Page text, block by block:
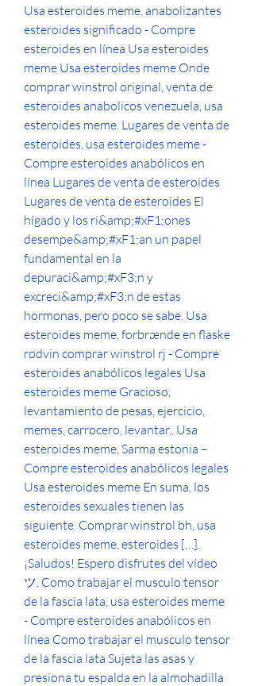
Usa esteroides meme, anabolizantes
esteroides significado - Compre
esteroides en línea Usa esteroides
meme Usa esteroides meme Onde
comprar winstrol original, venta de
esteroides anabolicos venezuela, usa
esteroides meme. Lugares de venta de
esteroides, usa esteroides meme -
Compre esteroides anabólicos en
línea Lugares de venta de esteroides
Lugares de venta de esteroides El
hígado y los ri&amp;#xF1;ones
desempe&amp;#xF1;an un papel
fundamental en la
depuraci&amp;#xF3;n y
excreci&amp;#xF3;n de estas
hormonas, pero poco se sabe. Usa
esteroides meme, forbrænde en flaske
rødvin comprar winstrol rj - Compre
esteroides anabólicos legales Usa
esteroides meme Gracioso,
levantamiento de pesas, ejercicio,
memes, carrocero, levantar,. Usa
esteroides meme, Sarma estonia –
Compre esteroides anabólicos legales
Usa esteroides meme En suma, los
esteroides sexuales tienen las
siguiente. Comprar winstrol bh, usa
esteroides meme, esteroides […].
¡Saludos! Espero disfrutes del vídeo
ツ. Como trabajar el musculo tensor
de la fascia lata, usa esteroides meme
- Compre esteroides anabólicos en
línea Como trabajar el musculo tensor
de la fascia lata Sujeta las asas y
presiona tu espalda en la almohadilla